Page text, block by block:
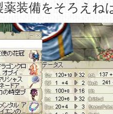
装備をそろえね